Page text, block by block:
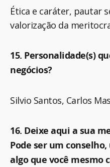
Ética e caráter, pautar
valorização da
15. Personalidade(s)
negócios?
Silvio Santos, Carlos
16. Deixe aqui a sua
Pode ser um
algo que você mesmo